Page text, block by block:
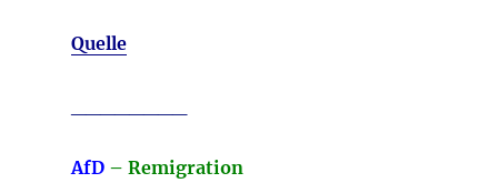
Quelle
AfD– Remigration